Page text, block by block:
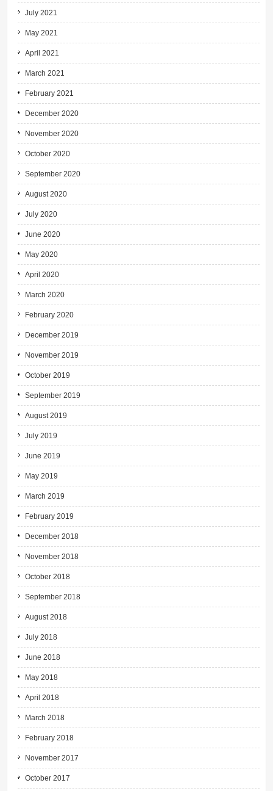
July 2021
May 2021
April 2021
March 2021
February 2021
December 2020
November 2020
October 2020
September 2020
August 2020
July 2020
June 2020
May 2020
April 2020
March 2020
February 2020
December 2019
November 2019
October 2019
September 2019
August 2019
July 2019
June 2019
May 2019
March 2019
February 2019
December 2018
November 2018
October 2018
September 2018
August 2018
July 2018
June 2018
May 2018
April 2018
March 2018
February 2018
November 2017
October 2017